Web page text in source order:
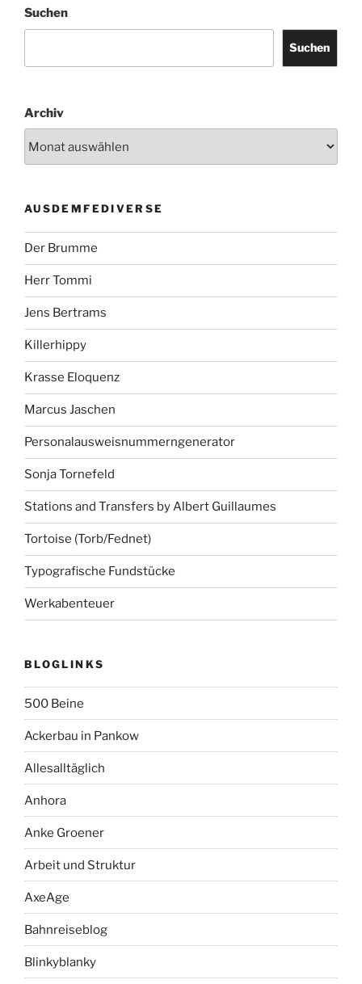
Suchen
Suchen
Archiv
AUSDEMFEDIVERSE
Der Brumme
Herr Tommi
Jens Bertrams
Killerhippy
Krasse Eloquenz
Marcus Jaschen
Personalausweisnummerngenerator
Sonja Tornefeld
Stations and Transfers by Albert Guillaumes
Tortoise (Torb/Fednet)
Typografische Fundstücke
Werkabenteuer
BLOGLINKS
500 Beine
Ackerbau in Pankow
Allesalltäglich
Anhora
Anke Groener
Arbeit und Struktur
AxeAge
Bahnreiseblog
Blinkyblanky